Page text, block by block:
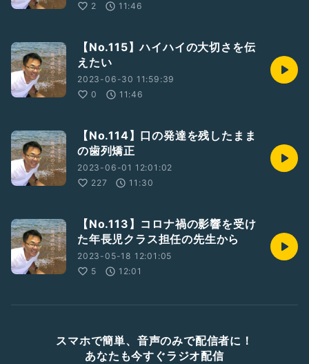
2
11:46
【No.115】ハイハイの大切さを伝
えたい
2023-06-30 11:59:39
0
11:46
【No.114】口の発達を残したまま
の歯列矯正
2023-06-01 12:01:02
227
11:30
【No.113】コロナ禍の影響を受け
た年長児クラス担任の先生から
2023-05-18 12:01:05
5
12:01
スマホで簡単、音声のみで配信者に！
あなたも今すぐラジオ配信